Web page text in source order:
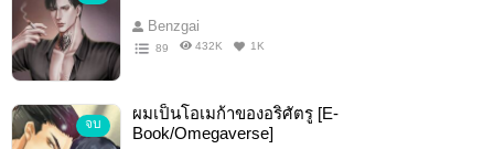
Benzgai
89 432K 1K
จบ
ผมเป็นโอเมก้าของอริศัตรู [E-
Book/Omegaverse]